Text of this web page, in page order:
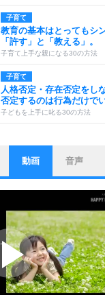
子育て
教育の基本はとってもシン
「許す」と「教える」。
子育て上手な親になる30の方法
子育て
人格否定・存在否定をしな
否定するのは行為だけでい
子どもを上手に叱る30の方法
ストレス対策
他人と比べない。
いっそのこと、他人を見
いらいらしない人になる30の方法
プラス思考
ポジティブになれない原
ポジティブ思考になる30の方法
ストレス対策
動画 音声